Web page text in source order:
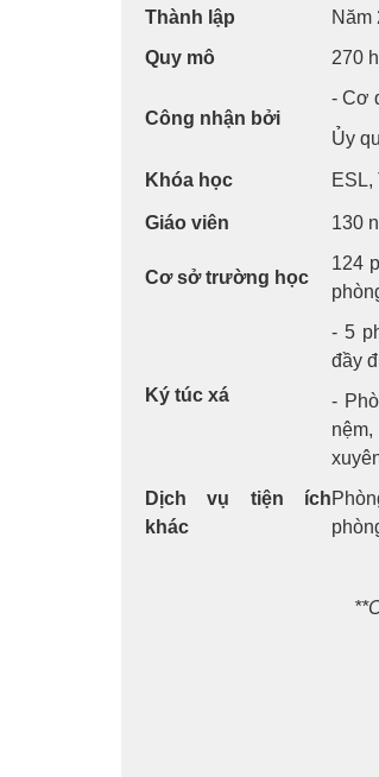
Thành lập
Năm
Quy mô
270
Công nhận bởi
- Cơ
Ủy
Khóa học ESL,
Giáo viên 130
Cơ sở trường học
124
Ký túc xá
- 5
đầy
-
Dịch vụ tiện ích
khác